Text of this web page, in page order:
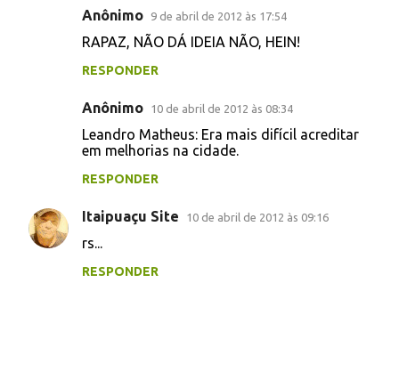
i
o
Anônimo 9 de abril de 2012 às 17:54
RAPAZ, NÃO DÁ IDEIA NÃO, HEIN!
RESPONDER
Anônimo 10 de abril de 2012 às 08:34
Leandro Matheus: Era mais difícil acreditar
em melhorias na cidade.
RESPONDER
Itaipuaçu Site 10 de abril de 2012 às 09:16
rs...
RESPONDER